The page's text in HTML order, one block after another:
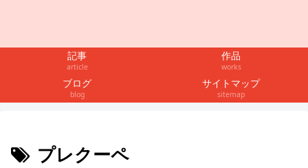
記事
article
作品
works
ブログ
blog
サイトマップ
sitemap
プレクーペ